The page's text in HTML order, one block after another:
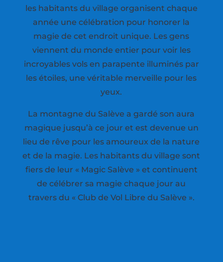
les habitants du village organisent chaque
année une célébration pour honorer la
magie de cet endroit unique. Les gens
viennent du monde entier pour voir les
incroyables vols en parapente illuminés par
les étoiles, une véritable merveille pour les
yeux.
La montagne du Salève a gardé son aura
magique jusqu’à ce jour et est devenue un
lieu de rêve pour les amoureux de la nature
et de la magie. Les habitants du village sont
fiers de leur « Magic Salève » et continuent
de célébrer sa magie chaque jour au
travers du « Club de Vol Libre du Salève ».